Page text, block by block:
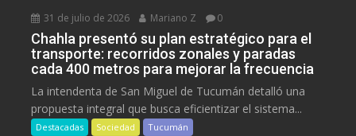
31 de julio de 2026 Mariano Z 0
Chahla presentó su plan estratégico para el
transporte: recorridos zonales y paradas
cada 400 metros para mejorar la frecuencia
La intendenta de San Miguel de Tucumán detalló una
propuesta integral que busca eficientizar el sistema...
Destacadas Sociedad Tucumán